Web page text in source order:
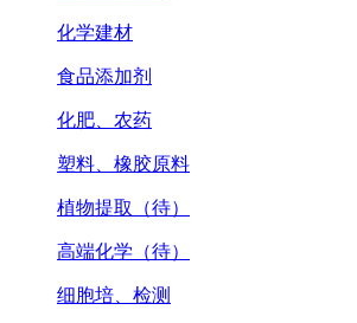
化学建材
食品添加剂
化肥、农药
塑料、橡胶原料
植物提取（待）
高端化学（待）
细胞培、检测